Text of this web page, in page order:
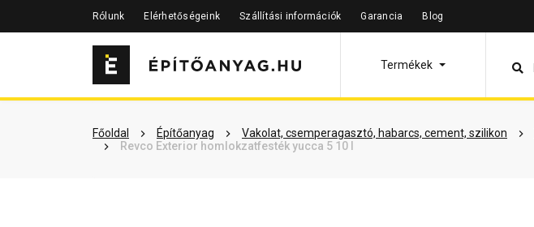
Rólunk Elérhetőségeink Szállítási információk Garancia Blog
Termékek
Főoldal Építőanyag Vakolat, csemperagasztó, habarcs, cement, szilikon
Revco Exterior homlokzatfesték yucca 5 10 l
Szükséged lehet rá Részletes leírás Termékinformáció